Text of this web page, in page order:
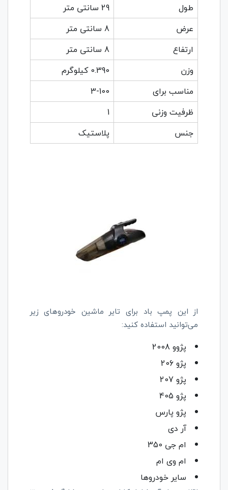
طول
29 سانتی متر
عرض
8 سانتی متر
ارتفاع
8 سانتی متر
وزن
0.390 کیلوگرم
مناسب برای
3-100
ظرفیت وزنی
1
جنس
پلاستیک
از این پمپ باد برای تایر ماشین خودروهای زیر
می‌توانید استفاده کنید:
پژوو 2008
پژو 206
پژو 207
پژو 405
پژو پارس
آر دی
ام جی 350
ام وی ام
سایر خودروها